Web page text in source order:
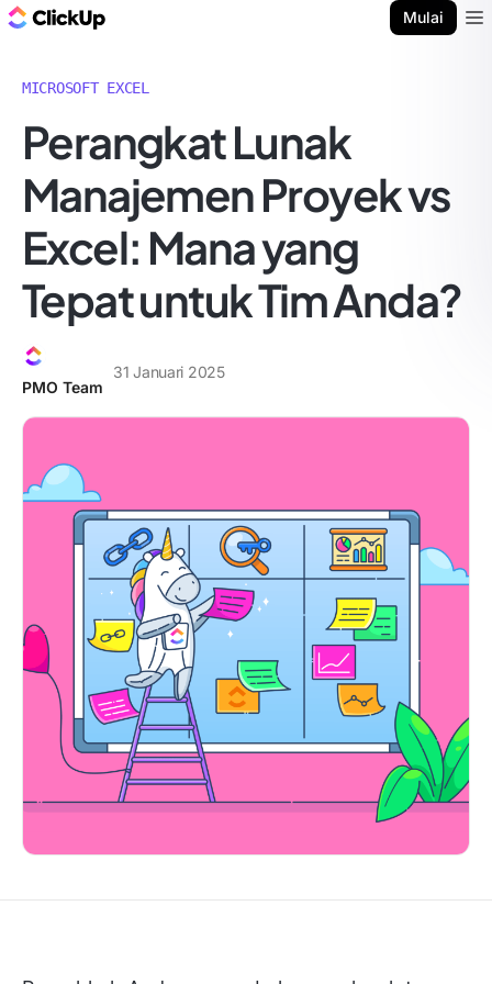
Mulai
MICROSOFT EXCEL
Perangkat Lunak
Manajemen Proyek vs
Excel: Mana yang
Tepat untuk Tim Anda?
PMO Team
31 Januari 2025